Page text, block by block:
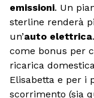
emissioni. Un
sterline renderà
un’auto elettrica
come bonus per
ricarica
Elisabetta e per i
scorrimento (sia